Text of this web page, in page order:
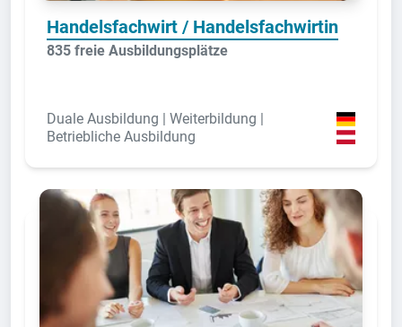
Handelsfachwirt / Handelsfachwirtin
835 freie Ausbildungsplätze
Duale Ausbildung | Weiterbildung |
Betriebliche Ausbildung